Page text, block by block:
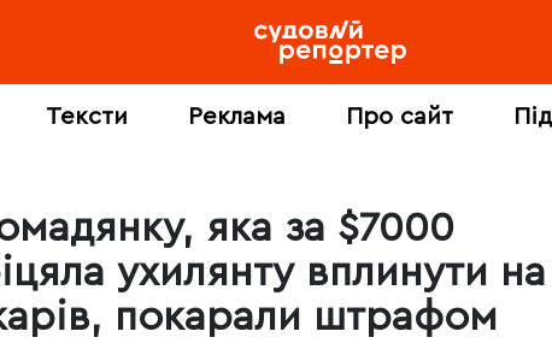
Тексти Реклама Про сайт
яка за $7000
ухилянту вплинути на
покарали штрафом